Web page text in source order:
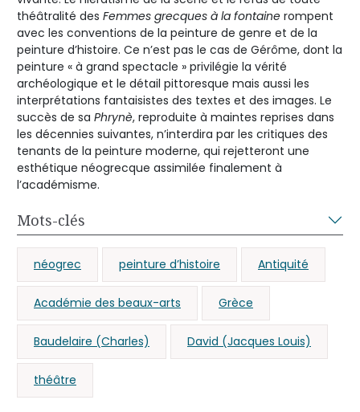
théâtralité des Femmes grecques à la fontaine rompent
avec les conventions de la peinture de genre et de la
peinture d’histoire. Ce n’est pas le cas de Gérôme, dont la
peinture « à grand spectacle » privilégie la vérité
archéologique et le détail pittoresque mais aussi les
interprétations fantaisistes des textes et des images. Le
succès de sa Phrynè, reproduite à maintes reprises dans
les décennies suivantes, n’interdira par les critiques des
tenants de la peinture moderne, qui rejetteront une
esthétique néogrecque assimilée finalement à
l’académisme.
Mots-clés
néogrec peinture d’histoire Antiquité
Académie des beaux-arts Grèce
Baudelaire (Charles) David (Jacques Louis)
théâtre